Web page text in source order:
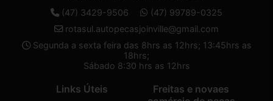
(47) 3429-9506
(47) 99789-0325
rotasul.autopecasjoinville@gmail.com
Segunda a sexta feira das 8hrs as 12hrs; 13:45hrs as
18hrs;
Sábado 8:30 hrs as 12hrs
Links Úteis
Freitas e novaes